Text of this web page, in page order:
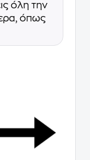
όλη την
όπως